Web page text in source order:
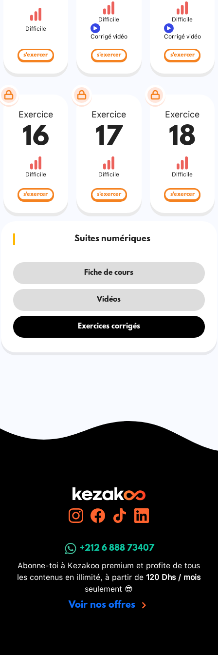
Difficile
s'exercer
Difficile
Corrigé vidéo
s'exercer
Difficile
Corrigé vidéo
s'exercer
Exercice
16
Difficile
s'exercer
Exercice
17
Difficile
s'exercer
Exercice
18
Difficile
s'exercer
Suites numériques
Fiche de cours
Vidéos
Exercices corrigés
+212 6 888 73407
Abonne-toi à Kezakoo premium et profite de tous
les contenus en illimité, à partir de 120 Dhs / mois
seulement 😎
Voir nos offres